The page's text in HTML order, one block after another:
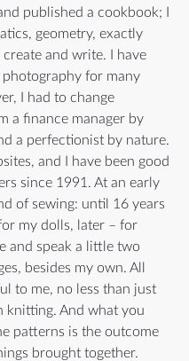
published a cookbook; I
geometry, exactly
and write. I have
for many
I had to change
a finance manager by
a perfectionist by nature.
and I have been good
since 1991. At an early
of sewing: until 16 years
my dolls, later – for
and speak a little two
besides my own. All
to me, no less than just
knitting. And what you
patterns is the outcome
brought together.